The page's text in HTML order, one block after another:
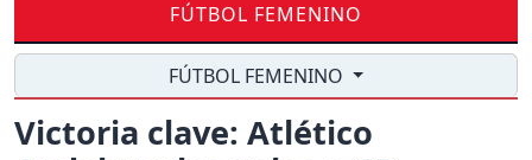
FÚTBOL FEMENINO
FÚTBOL FEMENINO
Victoria clave: Atlético